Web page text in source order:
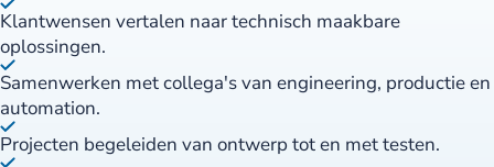
Klantwensen vertalen naar technisch maakbare
oplossingen.
Samenwerken met collega's van engineering, productie en
automation.
Projecten begeleiden van ontwerp tot en met testen.